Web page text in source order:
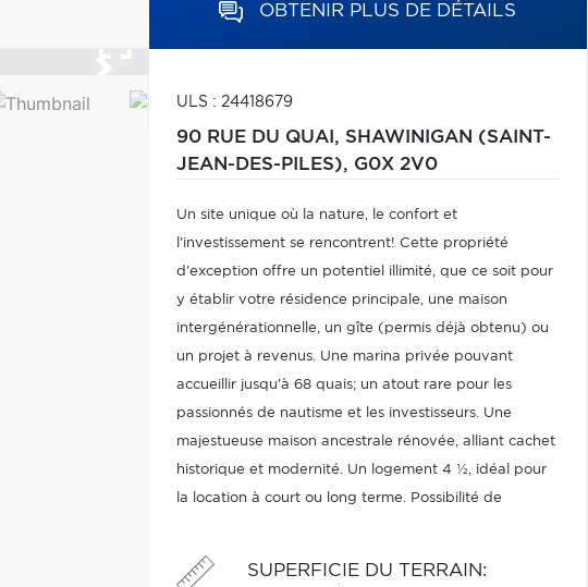
OBTENIR PLUS DE DÉTAILS
ULS : 24418679
90 RUE DU QUAI, SHAWINIGAN (SAINT-
JEAN-DES-PILES), G0X 2V0
Un site unique où la nature, le confort et
l'investissement se rencontrent! Cette propriété
d'exception offre un potentiel illimité, que ce soit pour
y établir votre résidence principale, une maison
intergénérationnelle, un gîte (permis déjà obtenu) ou
un projet à revenus. Une marina privée pouvant
accueillir jusqu'à 68 quais; un atout rare pour les
passionnés de nautisme et les investisseurs. Une
majestueuse maison ancestrale rénovée, alliant cachet
historique et modernité. Un logement 4 ½, idéal pour
la location à court ou long terme. Possibilité de
Vaste façade sur la rivière!
SUPERFICIE DU TERRAIN: